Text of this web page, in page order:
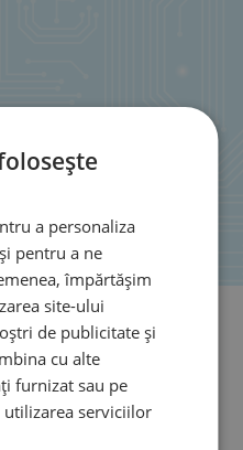
a personaliza
pentru a ne
împărtășim
site-ului
de publicitate și
cu alte
furnizat sau pe
utilizarea serviciilor